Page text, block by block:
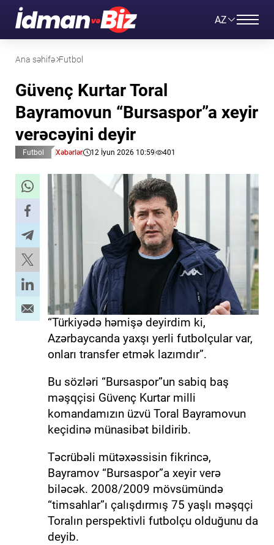
AZ
Ana səhifə Futbol
Güvenç Kurtar Toral
Bayramovun “Bursaspor”a xeyir
verəcəyini deyir
Futbol Xəbərlər 12 İyun 2026 10:59 401
“Türkiyədə həmişə deyirdim ki,
Azərbaycanda yaxşı yerli futbolçular var,
onları transfer etmək lazımdır”.
Bu sözləri “Bursaspor”un sabiq baş
məşqçisi Güvenç Kurtar milli
komandamızın üzvü Toral Bayramovun
keçidinə münasibət bildirib.
Təcrübəli mütəxəssisin fikrincə,
Bayramov “Bursaspor”a xeyir verə
biləcək. 2008/2009 mövsümündə
“timsahlar”ı çalışdırmış 75 yaşlı məşqçi
Toralın perspektivli futbolçu olduğunu da
deyib.